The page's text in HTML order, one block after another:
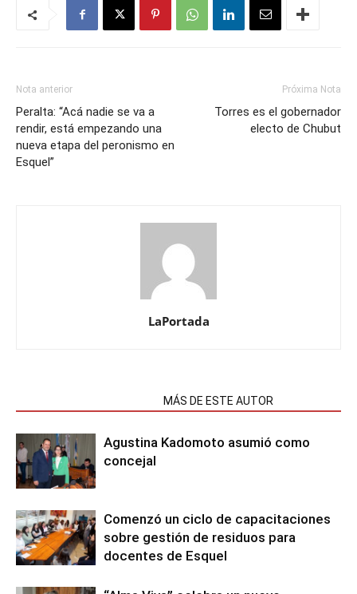
Nota anterior
Peralta: “Acá nadie se va a
rendir, está empezando una
nueva etapa del peronismo en
Esquel”
Próxima Nota
Torres es el gobernador
electo de Chubut
LaPortada
MÁS DE ESTE AUTOR
Agustina Kadomoto asumió como
concejal
Comenzó un ciclo de capacitaciones
sobre gestión de residuos para
docentes de Esquel